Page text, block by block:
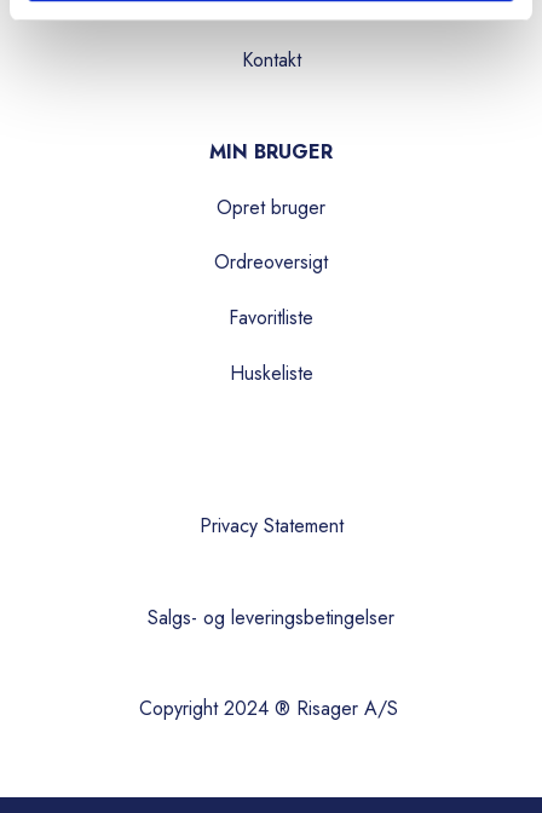
Kontakt
MIN BRUGER
Opret bruger
Ordreoversigt
Favoritliste
Huskeliste
Privacy Statement
Salgs- og leveringsbetingelser
Copyright 2024 ® Risager A/S